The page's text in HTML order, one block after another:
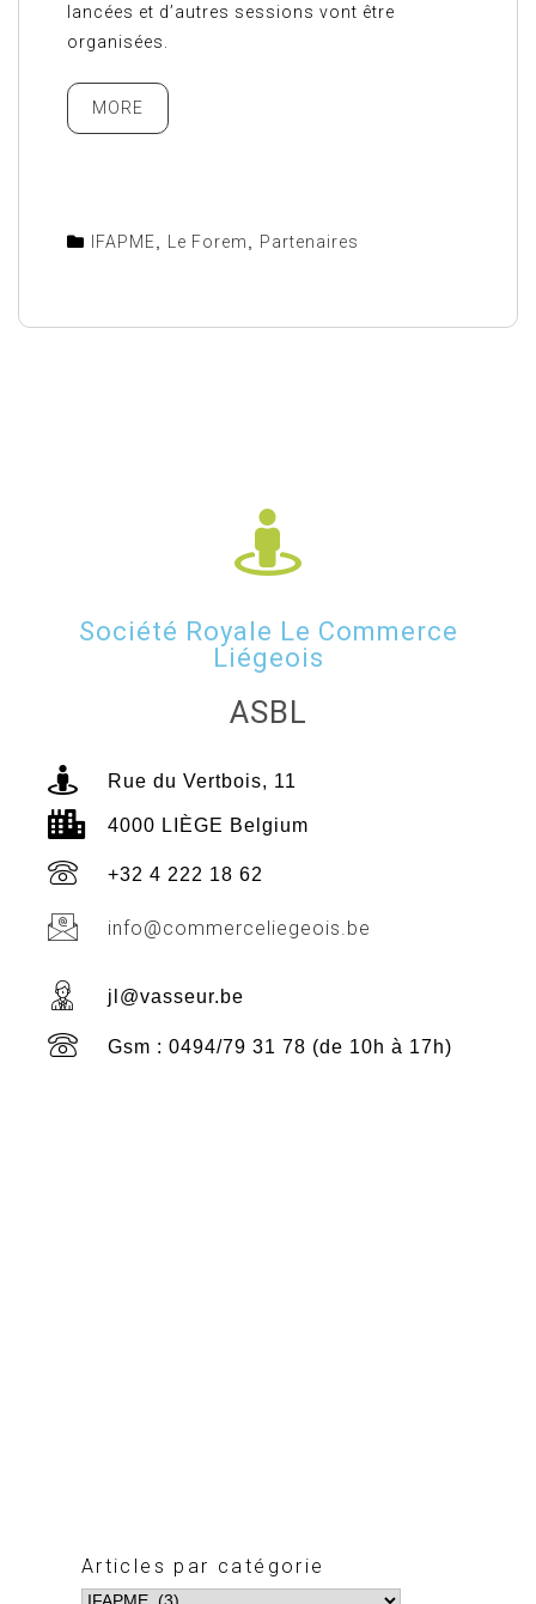
lancées et d’autres sessions vont être
organisées.
MORE
IFAPME Le Forem Partenaires
Société Royale Le Commerce
Liégeois
ASBL
Rue du Vertbois, 11
4000 LIÈGE Belgium
+32 4 222 18 62
info@commerceliegeois.be
jl@vasseur.be
Gsm : 0494/79 31 78 (de 10h à 17h)
Articles par catégorie